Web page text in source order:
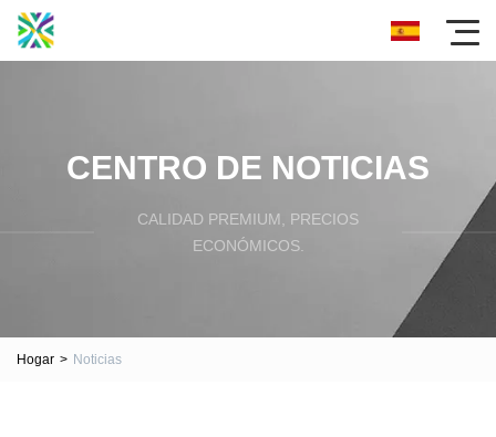
CENTRO DE NOTICIAS
CALIDAD PREMIUM, PRECIOS
ECONÓMICOS.
Hogar > Noticias